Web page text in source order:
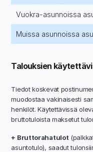
Vuokra-asunnoissa
Muissa asunnoissa
Talouksien
Tiedot koskevat
muodostaa vakinaisesti
henkilöt. Käytettävissä
bruttotuloista maksetut
+ Bruttorahatulot
asuntotulo), saadut